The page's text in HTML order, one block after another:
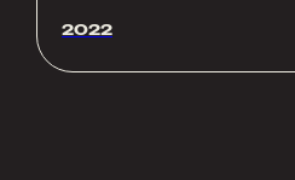
2022